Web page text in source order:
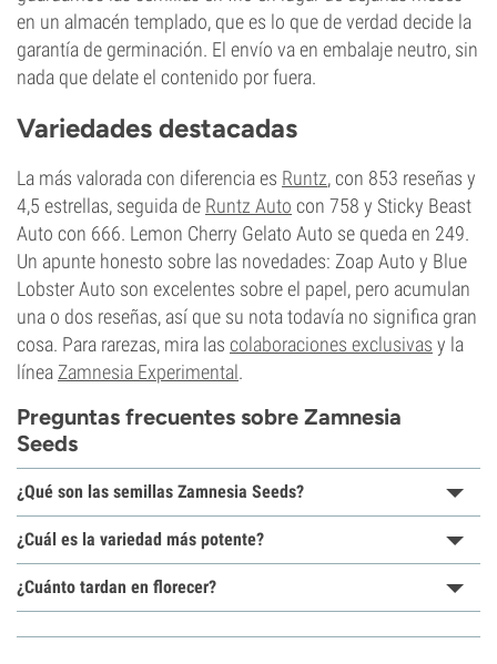
en un almacén templado, que es lo que de verdad decide la
garantía de germinación. El envío va en embalaje neutro, sin
nada que delate el contenido por fuera.
Variedades destacadas
La más valorada con diferencia es Runtz, con 853 reseñas y
4,5 estrellas, seguida de Runtz Auto con 758 y Sticky Beast
Auto con 666. Lemon Cherry Gelato Auto se queda en 249.
Un apunte honesto sobre las novedades: Zoap Auto y Blue
Lobster Auto son excelentes sobre el papel, pero acumulan
una o dos reseñas, así que su nota todavía no significa gran
cosa. Para rarezas, mira las colaboraciones exclusivas y la
línea Zamnesia Experimental.
Preguntas frecuentes sobre Zamnesia
Seeds
¿Qué son las semillas Zamnesia Seeds?
¿Cuál es la variedad más potente?
¿Cuánto tardan en florecer?